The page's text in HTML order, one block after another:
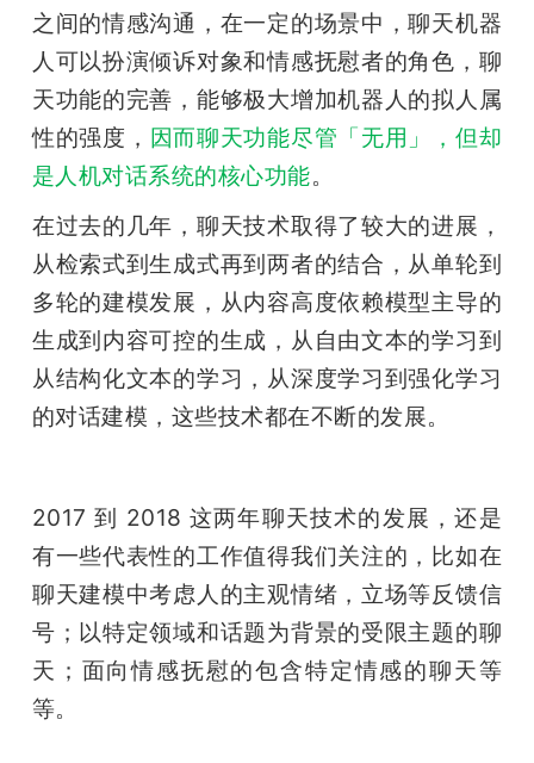
之间的情感沟通，在一定的场景中，聊天机器
人可以扮演倾诉对象和情感抚慰者的角色，聊
天功能的完善，能够极大增加机器人的拟人属
性的强度， 因而聊天功能尽管「无用」，但却
是人机对话系统的核心功能。
在过去的几年，聊天技术取得了较大的进展，
从检索式到生成式再到两者的结合，从单轮到
多轮的建模发展，从内容高度依赖模型主导的
生成到内容可控的生成，从自由文本的学习到
从结构化文本的学习，从深度学习到强化学习
的对话建模，这些技术都在不断的发展。
2017 到 2018 这两年聊天技术的发展，还是
有一些代表性的工作值得我们关注的，比如在
聊天建模中考虑人的主观情绪，立场等反馈信
号；以特定领域和话题为背景的受限主题的聊
天；面向情感抚慰的包含特定情感的聊天等
等。